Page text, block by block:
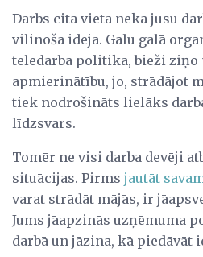
Darbs citā vietā nekā jūsu
vilinoša ideja. Galu galā
teledarba politika, bieži
apmierinātību, jo, strādājot
tiek nodrošināts lielāks
līdzsvars.
Tomēr ne visi darba devēji
situācijas. Pirms jautāt
varat strādāt mājās, ir
Jums jāapzinās uzņēmuma
darbā un jāzina, kā piedāvāt